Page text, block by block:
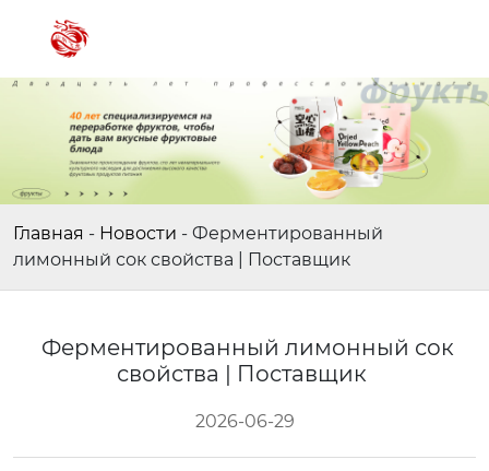
Главная - Новости - Ферментированный
лимонный сок свойства | Поставщик
Ферментированный лимонный сок
свойства | Поставщик
2026-06-29